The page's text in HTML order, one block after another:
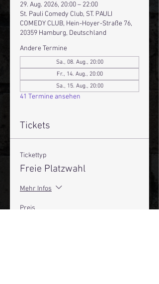
29. Aug. 2026, 20:00 – 22:00
St. Pauli Comedy Club, ST. PAULI
COMEDY CLUB, Hein-Hoyer-Straße 76,
20359 Hamburg, Deutschland
Andere Termine
Sa., 08. Aug., 20:00
Fr., 14. Aug., 20:00
Sa., 15. Aug., 20:00
41 Termine ansehen
Tickets
Tickettyp
Freie Platzwahl
Mehr Infos
Preis